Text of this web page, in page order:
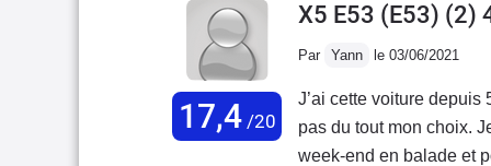
17,4/20
X5 E53 (E53) (2)
Par Yann le 03/06/2021
J’ai cette voiture depuis
pas du tout mon choix.
week-end en balade et